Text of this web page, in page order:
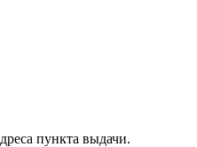
пункта выдачи.